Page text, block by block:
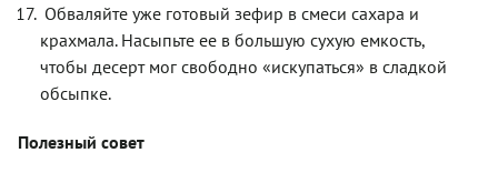
Обваляйте уже готовый зефир в смеси сахара и
крахмала. Насыпьте ее в большую сухую емкость,
чтобы десерт мог свободно «искупаться» в сладкой
обсыпке.
Полезный совет